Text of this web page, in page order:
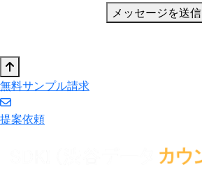
メッセージを送信
無料サンプル請求
提案依頼